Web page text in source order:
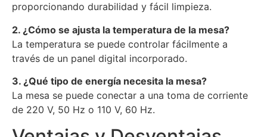
proporcionando durabilidad y fácil limpieza.
2. ¿Cómo se ajusta la temperatura de la mesa?
La temperatura se puede controlar fácilmente a
través de un panel digital incorporado.
3. ¿Qué tipo de energía necesita la mesa?
La mesa se puede conectar a una toma de corriente
de 220 V, 50 Hz o 110 V, 60 Hz.